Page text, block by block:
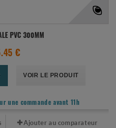
PVC 300MM
€
VOIR LE PRODUIT
une commande avant 11h
Ajouter au comparateur